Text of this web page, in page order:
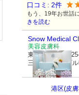
口コミ: 2件
もう、19年お世話
きを読む
Snow Medical
美容皮膚科
東京都港区芝5-
三田スクエアビ
港区(皮